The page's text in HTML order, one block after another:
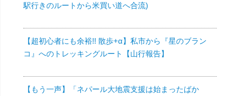
駅行きのルートから米買い道へ合流)
【超初心者にも余裕!! 散歩+α】私市から『星のブラン
コ』へのトレッキングルート【山行報告】
【もう一声】「ネパール大地震支援は始まったばか